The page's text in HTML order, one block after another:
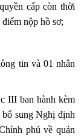
cấp còn thời
nộp hồ sơ;
tin và 01 nhân
III ban hành kèm
sung Nghị định
phủ về quản